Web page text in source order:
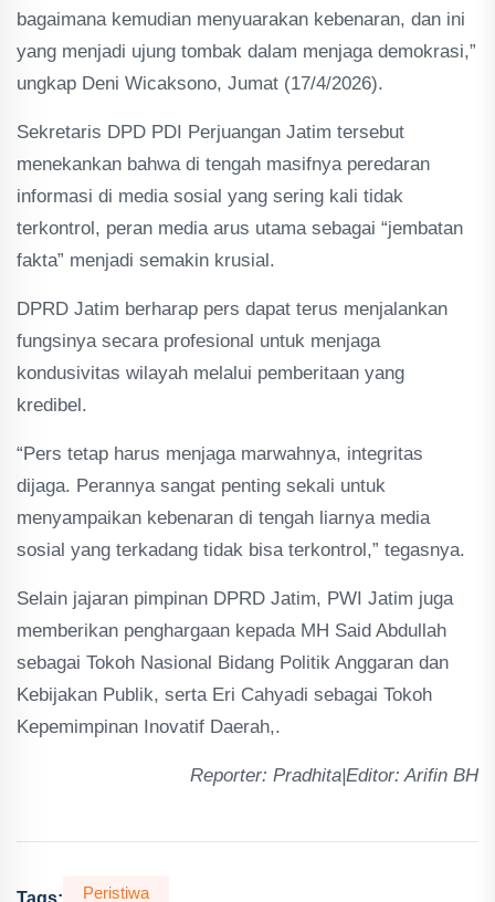
bagaimana kemudian menyuarakan kebenaran, dan ini
yang menjadi ujung tombak dalam menjaga demokrasi,”
ungkap Deni Wicaksono, Jumat (17/4/2026).
Sekretaris DPD PDI Perjuangan Jatim tersebut
menekankan bahwa di tengah masifnya peredaran
informasi di media sosial yang sering kali tidak
terkontrol, peran media arus utama sebagai “jembatan
fakta” menjadi semakin krusial.
DPRD Jatim berharap pers dapat terus menjalankan
fungsinya secara profesional untuk menjaga
kondusivitas wilayah melalui pemberitaan yang
kredibel.
“Pers tetap harus menjaga marwahnya, integritas
dijaga. Perannya sangat penting sekali untuk
menyampaikan kebenaran di tengah liarnya media
sosial yang terkadang tidak bisa terkontrol,” tegasnya.
Selain jajaran pimpinan DPRD Jatim, PWI Jatim juga
memberikan penghargaan kepada MH Said Abdullah
sebagai Tokoh Nasional Bidang Politik Anggaran dan
Kebijakan Publik, serta Eri Cahyadi sebagai Tokoh
Kepemimpinan Inovatif Daerah,.
Reporter: Pradhita|Editor: Arifin BH
Tags: Peristiwa